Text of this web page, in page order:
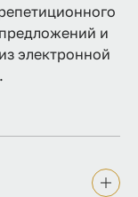
и
электронной